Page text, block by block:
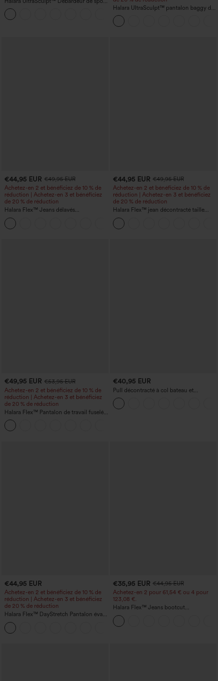
à col rond et ourlet arrondi
Halara UltraSculpt™ pantalon baggy de
yoga taille haute à effet gainant pour le
ventre, à rayures color block, avec
poches
€44,95 EUR €49,95 EUR
Achetez-en 2 et bénéficiez de 10 % de
réduction | Achetez-en 3 et bénéficiez
de 20 % de réduction
Halara Flex™ Jeans délavés
décontractés, coupe baggy à jambe
large, taille basse asymétrique, poches
zippées
€44,95 EUR €49,95 EUR
Achetez-en 2 et bénéficiez de 10 % de
réduction | Achetez-en 3 et bénéficiez
de 20 % de réduction
Halara Flex™ jean décontracté taille
haute, large, avec poches, ourlet
retroussé et effet délavé
€49,95 EUR €53,95 EUR
Achetez-en 2 et bénéficiez de 10 % de
réduction | Achetez-en 3 et bénéficiez
de 20 % de réduction
Halara Flex™ Pantalon de travail fuselé,
uni, taille haute, avec poches
€40,95 EUR
Pull décontracté à col bateau et
manches chauve-souris
€44,95 EUR
Achetez-en 2 et bénéficiez de 10 % de
réduction | Achetez-en 3 et bénéficiez
de 20 % de réduction
Halara Flex™ DayStretch Pantalon évasé
taille haute à poches pour le travail
€35,95 EUR €44,95 EUR
Achetez-en 2 pour 61,54 € ou 4 pour
123,08 €.
Halara Flex™ Jeans bootcut
décontractés taille haute, effet délavé,
avec poches